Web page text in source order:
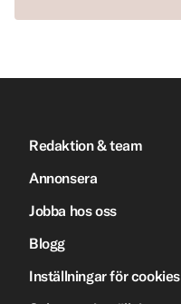
Redaktion & team
Annonsera
Jobba hos oss
Blogg
Inställningar för cookies